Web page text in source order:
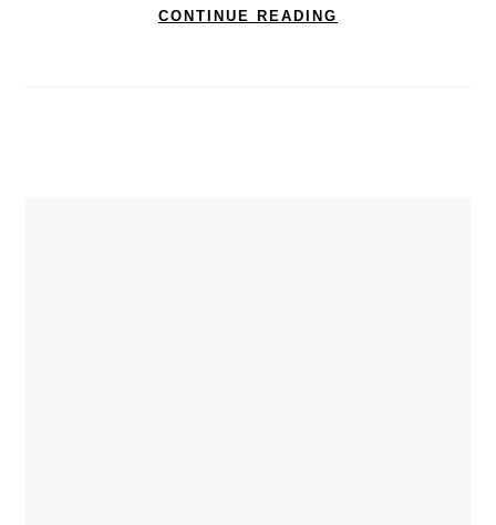
CONTINUE READING